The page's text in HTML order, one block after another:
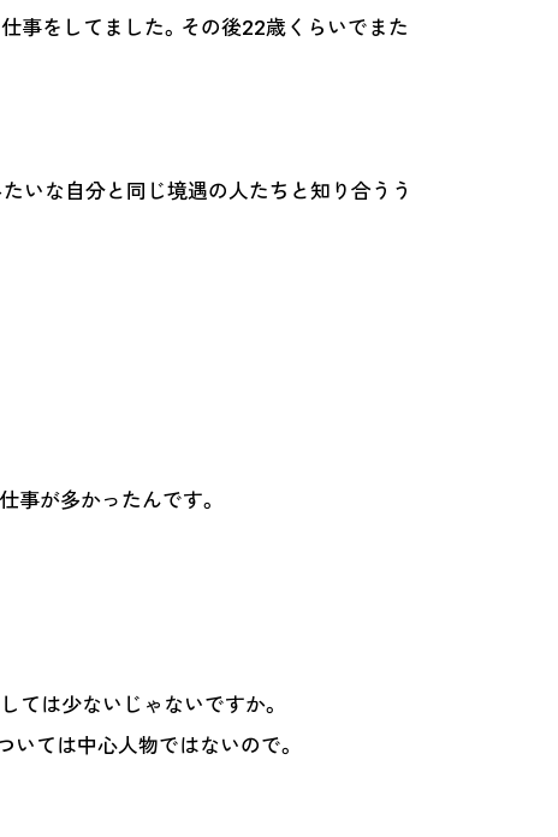
事をしてました。その後22歳くらいでまた
いな自分と同じ境遇の人たちと知り合うう
事が多かったんです。
ては少ないじゃないですか。
いては中心人物ではないので。